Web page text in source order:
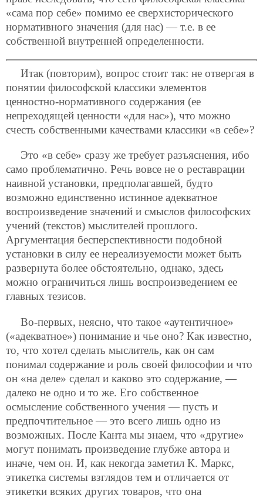
«сама пор себе» помимо ее сверхисторического
нормативного значения (для нас) — т.е. в ее
собственной внутренней определенности.
Итак (повторим), вопрос стоит так: не отвергая в
понятии философской классики элементов
ценностно-нормативного содержания (ее
непреходящей ценности «для нас»), что можно
счесть собственными качествами классики «в себе»?
Это «в себе» сразу же требует разъяснения, ибо
само проблематично. Речь вовсе не о реставрации
наивной установки, предполагавшей, будто
возможно единственно истинное адекватное
воспроизведение значений и смыслов философских
учений (текстов) мыслителей прошлого.
Аргументация бесперспективности подобной
установки в силу ее нереализуемости может быть
развернута более обстоятельно, однако, здесь
можно ограничиться лишь воспроизведением ее
главных тезисов.
Во-первых, неясно, что такое «аутентичное»
(«адекватное») понимание и чье оно? Как известно,
то, что хотел сделать мыслитель, как он сам
понимал содержание и роль своей философии и что
он «на деле» сделал и каково это содержание, —
далеко не одно и то же. Его собственное
осмысление собственного учения — пусть и
предпочтительное — это всего лишь одно из
возможных. После Канта мы знаем, что «другие»
могут понимать произведение глубже автора и
иначе, чем он. И, как некогда заметил К. Маркс,
этикетка системы взглядов тем и отличается от
этикетки всяких других товаров, что она